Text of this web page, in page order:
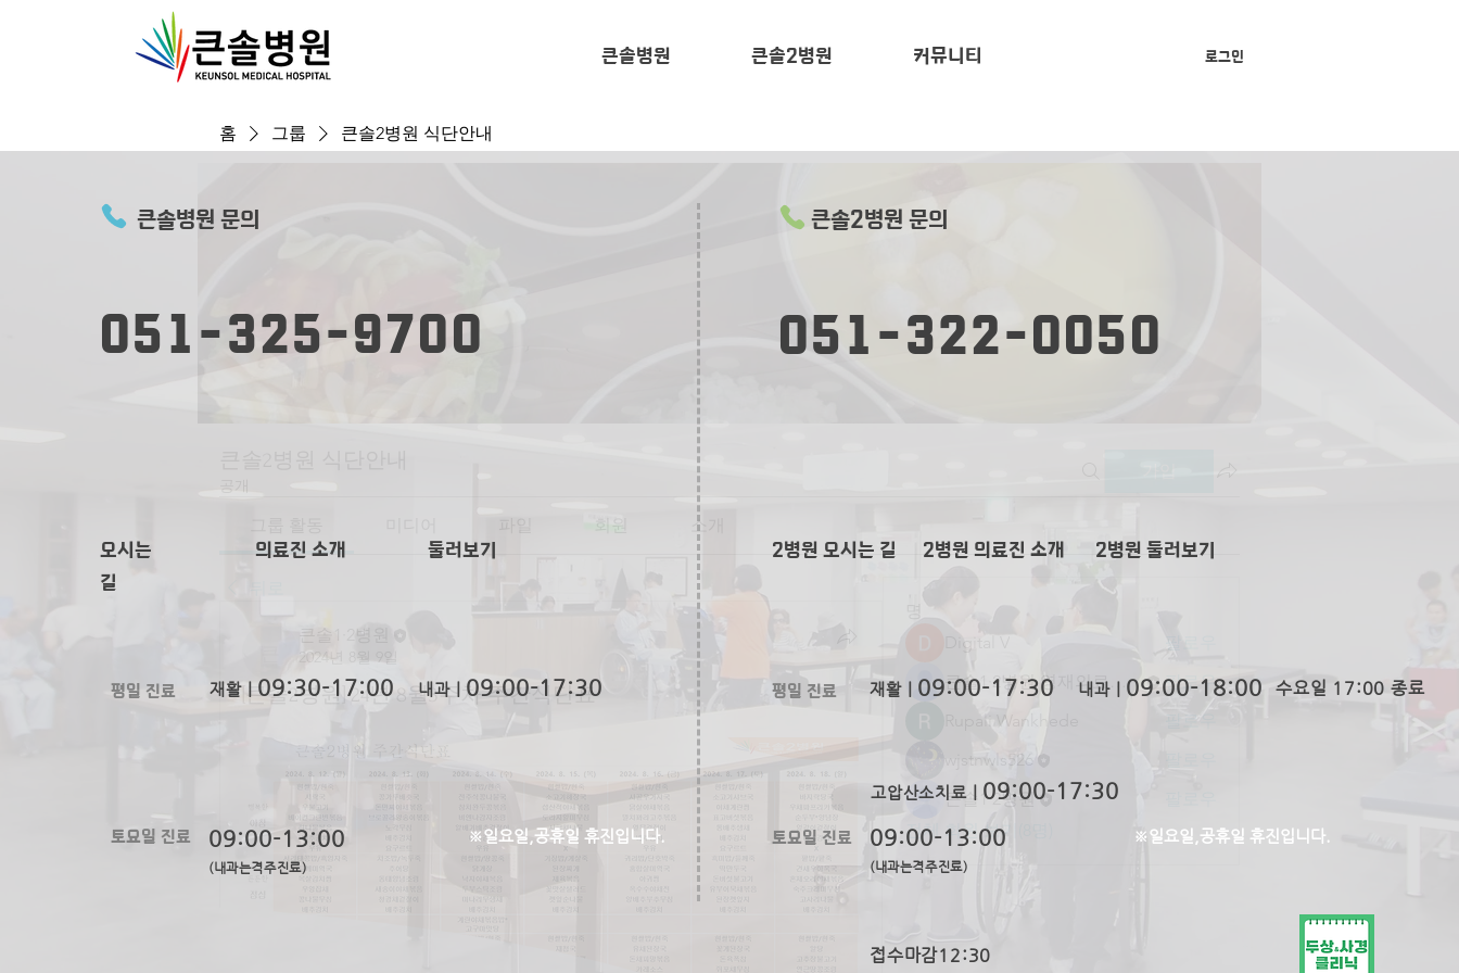
큰솔병원 큰솔2병원 커뮤니티 로그인
홈 그룹 큰솔2병원 식단안내
공개
회원 소개
큰솔1·2병원
큰솔1·2병원
2024년 8월 9일
[큰솔2병원] 24년 8월3주차 주간식단표
Digital V
팔로우
큰솔1·2병원 영재의료재단
팔로우
Rupali Wankhede
팔로우
wjstnwls526
큰솔1·2병원
전체 회원 보기(8명)
큰솔병원 문의
051-325-9700
큰솔2병원 문의
051-322-0050
오시는
길
의료진 소개 ​둘러보기 2병원 오시는 길 2병원 의료진 소개 2​병원 둘러보기
평일 진료 재활ㅣ09:30-17:00 내과ㅣ 09:00-17:30 평일 진료 재활ㅣ 09:00-17:30 내과ㅣ 09:00-1 8:00 수요일 17:00 종료
고압산소치료ㅣ 09:00-17:30
토요일 진료 09:00-13:00
(내과는격주진료)
※일요일,공휴일 휴진입니다. 토요일 진료 09:00-13:00
(내과는격주진료)
※일요일,공휴일 휴진입니다.
접수마감12:30